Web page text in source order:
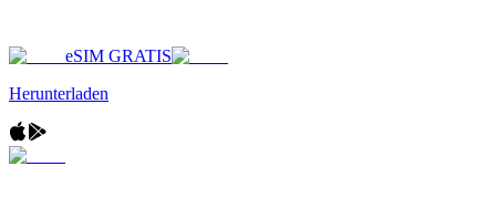
eSIM GRATIS
Herunterladen